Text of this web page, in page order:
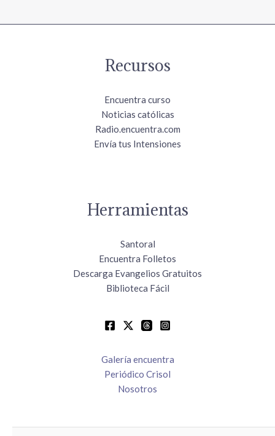
Recursos
Encuentra curso
Noticias católicas
Radio.encuentra.com
Envía tus Intensiones
Herramientas
Santoral
Encuentra Folletos
Descarga Evangelios Gratuitos
Biblioteca Fácil
Galería encuentra
Periódico Crisol
Nosotros